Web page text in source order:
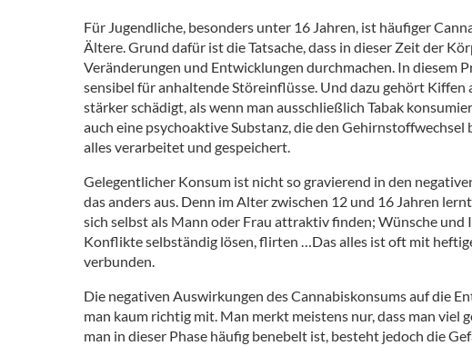
Für Jugendliche, besonders unter 16 Jahren, ist häufiger
Ältere. Grund dafür ist die Tatsache, dass in dieser Zeit der
Veränderungen und Entwicklungen durchmachen. In diesem
sensibel für anhaltende Störeinflüsse. Und dazu gehört Kiffen
stärker schädigt, als wenn man ausschließlich Tabak
auch eine psychoaktive Substanz, die den
alles verarbeitet und gespeichert.
Gelegentlicher Konsum ist nicht so gravierend in den
das anders aus. Denn im Alter zwischen 12 und 16 Jahren
sich selbst als Mann oder Frau attraktiv finden; Wünsche
Konflikte selbständig lösen, flirten …Das alles ist oft mit
verbunden.
Die negativen Auswirkungen des Cannabiskonsums auf die
man kaum richtig mit. Man merkt meistens nur, dass man viel
man in dieser Phase häufig benebelt ist, besteht jedoch die